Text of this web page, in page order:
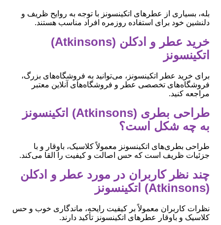
بله، بسیاری از عطرهای اتکینسونز با توجه به روایح ظریف و
دلنشین خود برای استفاده روزمره افراد مناسب هستند.
خرید عطر و ادکلن (Atkinsons)
اتکینسونز
برای خرید عطر اتکینسونز، می‌توانید به فروشگاه‌های بزرگ،
فروشگاه‌های تخصصی عطر و فروشگاه‌های آنلاین معتبر
مراجعه کنید.
طراحی بطری (Atkinsons) اتکینسونز
به چه شکل است؟
طراحی بطری‌های اتکینسونز معمولاً کلاسیک، باوقار و با
جزئیات ظریف است که حس اصالت و کیفیت را القا می‌کند.
چند نظر کاربران در مورد عطر و ادکلن
(Atkinsons) اتکینسونز
نظرات کاربران معمولاً بر کیفیت رایحه، ماندگاری خوب و حس
کلاسیک و باوقار عطرهای اتکینسونز تأکید دارند.